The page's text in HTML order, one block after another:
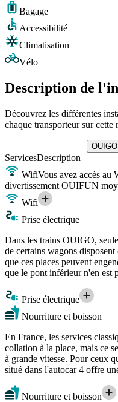
Bagage
Accessibilité
Climatisation
Vélo
Description de
Découvrez les différentes
chaque transporteur sur cette
OUIGO
ServicesDescription
WifiVous avez accès au
divertissement OUIFUN
Wifi
Prise électrique
Dans les trains OUIGO,
de certains wagons
que ces places peuvent
que le pont inférieur n'en est
Prise électrique
Nourriture et boisson
En France, les services
collation à la place, mais ce
à grande vitesse. Pour ceux
situé dans l'autocar 4 offre
Nourriture et boisson